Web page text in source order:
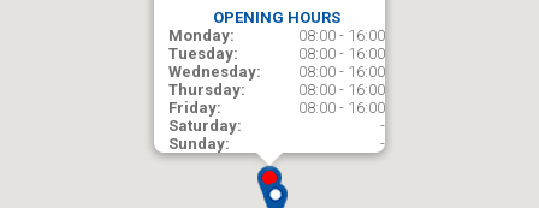
OPENING HOURS
Monday:
08:00 - 16:00
Tuesday:
08:00 - 16:00
Wednesday:
08:00 - 16:00
Thursday:
08:00 - 16:00
Friday:
08:00 - 16:00
Saturday:
-
Sunday:
-